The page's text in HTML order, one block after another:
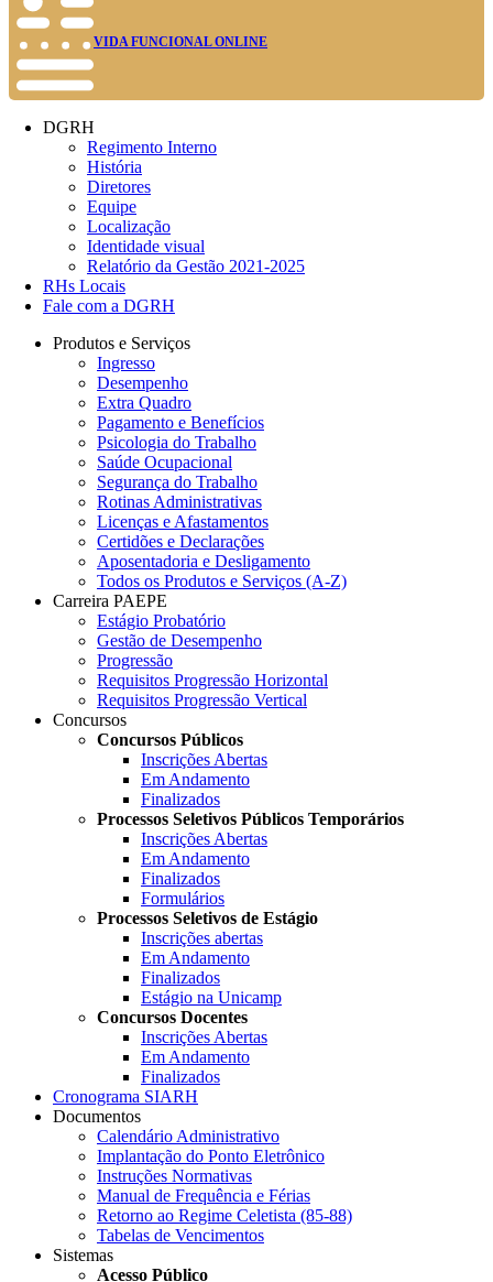
VIDA FUNCIONAL ONLINE
DGRH
Regimento Interno
História
Diretores
Equipe
Localização
Identidade visual
Relatório da Gestão 2021-2025
RHs Locais
Fale com a DGRH
Produtos e Serviços
Ingresso
Desempenho
Extra Quadro
Pagamento e Benefícios
Psicologia do Trabalho
Saúde Ocupacional
Segurança do Trabalho
Rotinas Administrativas
Licenças e Afastamentos
Certidões e Declarações
Aposentadoria e Desligamento
Todos os Produtos e Serviços (A-Z)
Carreira PAEPE
Estágio Probatório
Gestão de Desempenho
Progressão
Requisitos Progressão Horizontal
Requisitos Progressão Vertical
Concursos
Concursos Públicos
Inscrições Abertas
Em Andamento
Finalizados
Processos Seletivos Públicos Temporários
Inscrições Abertas
Em Andamento
Finalizados
Formulários
Processos Seletivos de Estágio
Inscrições abertas
Em Andamento
Finalizados
Estágio na Unicamp
Concursos Docentes
Inscrições Abertas
Em Andamento
Finalizados
Cronograma SIARH
Documentos
Calendário Administrativo
Implantação do Ponto Eletrônico
Instruções Normativas
Manual de Frequência e Férias
Retorno ao Regime Celetista (85-88)
Tabelas de Vencimentos
Sistemas
Acesso Público